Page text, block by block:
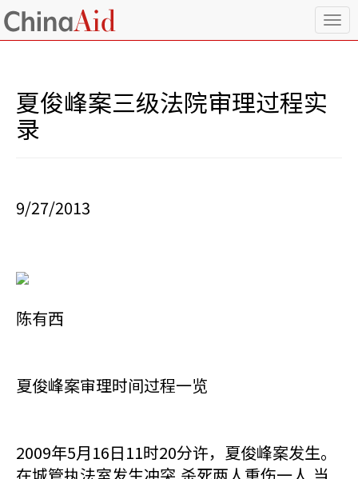
T
o
夏俊峰案三级法院审理过程实
录
9/27/2013
陈有西
夏俊峰案审理时间过程一览
2009年5月16日11时20分许，夏俊峰案发生。